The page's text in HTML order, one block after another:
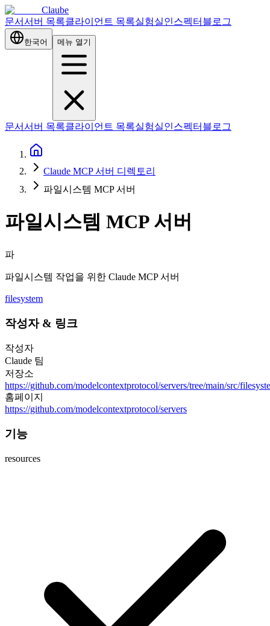
Claube
문서서버 목록클라이언트 목록실험실인스펙터 블로그
한국어 메뉴 열기
문서서버 목록클라이언트 목록실험실인스펙터 블로그
Claude MCP 서버 디렉토리
파일시스템 MCP 서버
파일시스템 MCP 서버
파
파일시스템 작업을 위한 Claude MCP 서버
filesystem
작성자& 링크
작성자
Claude 팀
저장소
https://github.com/modelcontextprotocol/servers/tree/main/src/
홈페이지
https://github.com/modelcontextprotocol/servers
기능
resources